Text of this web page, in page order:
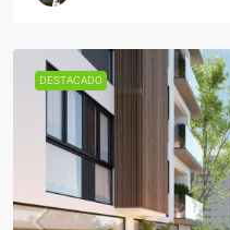
DESTACADO